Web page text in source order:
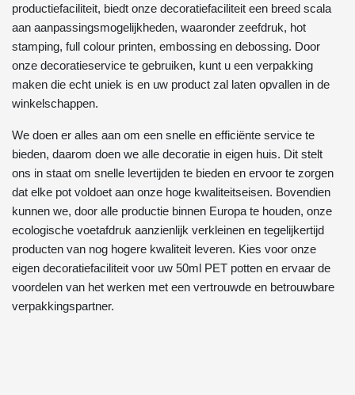
productiefaciliteit, biedt onze decoratiefaciliteit een breed scala
aan aanpassingsmogelijkheden, waaronder zeefdruk, hot
stamping, full colour printen, embossing en debossing. Door
onze decoratieservice te gebruiken, kunt u een verpakking
maken die echt uniek is en uw product zal laten opvallen in de
winkelschappen.
We doen er alles aan om een snelle en efficiënte service te
bieden, daarom doen we alle decoratie in eigen huis. Dit stelt
ons in staat om snelle levertijden te bieden en ervoor te zorgen
dat elke pot voldoet aan onze hoge kwaliteitseisen. Bovendien
kunnen we, door alle productie binnen Europa te houden, onze
ecologische voetafdruk aanzienlijk verkleinen en tegelijkertijd
producten van nog hogere kwaliteit leveren. Kies voor onze
eigen decoratiefaciliteit voor uw 50ml PET potten en ervaar de
voordelen van het werken met een vertrouwde en betrouwbare
verpakkingspartner.